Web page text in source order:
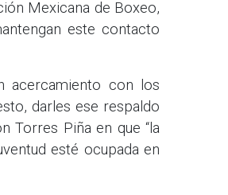
Mexicana de Boxeo,
este contacto
acercamiento con los
darles ese respaldo
Torres Piña en que “la
esté ocupada en